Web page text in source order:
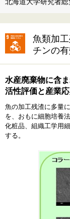
魚類加
チンの
水産廃棄物に含
活性評価と産業応
魚の加工残渣に多量
を、おもに細胞培養
化粧品、組織工学用
する。